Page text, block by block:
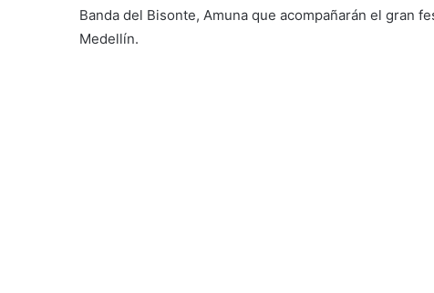
Banda del Bisonte, Amuna que acompañarán el gran
Medellín.